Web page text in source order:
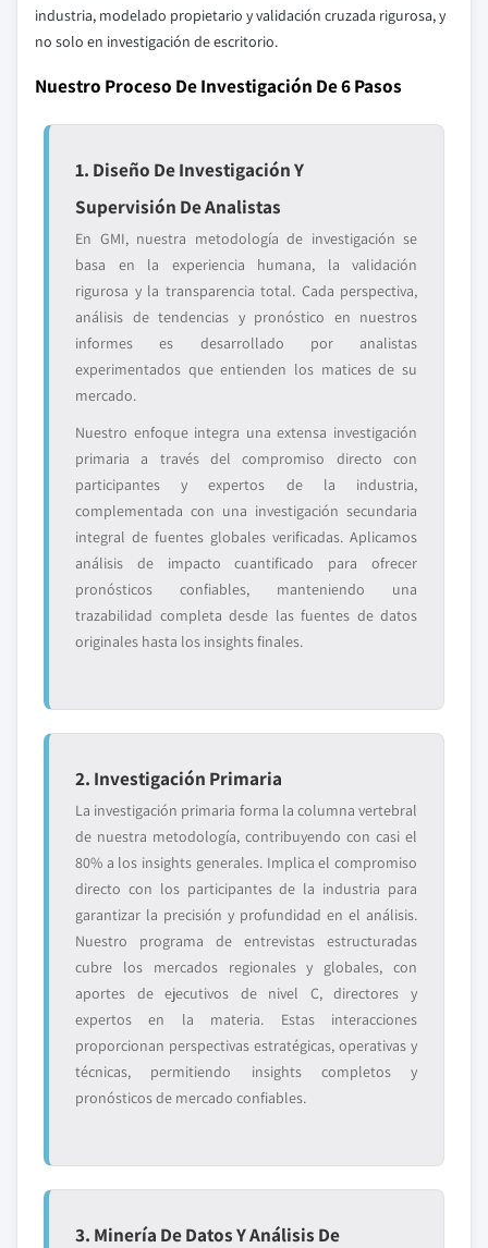
industria, modelado propietario y validación cruzada rigurosa, y
no solo en investigación de escritorio.
Nuestro Proceso De Investigación De 6 Pasos
1. Diseño De Investigación Y
Supervisión De Analistas
En GMI, nuestra metodología de investigación se
basa en la experiencia humana, la validación
rigurosa y la transparencia total. Cada perspectiva,
análisis de tendencias y pronóstico en nuestros
informes es desarrollado por analistas
experimentados que entienden los matices de su
mercado.
Nuestro enfoque integra una extensa investigación
primaria a través del compromiso directo con
participantes y expertos de la industria,
complementada con una investigación secundaria
integral de fuentes globales verificadas. Aplicamos
análisis de impacto cuantificado para ofrecer
pronósticos confiables, manteniendo una
trazabilidad completa desde las fuentes de datos
originales hasta los insights finales.
2. Investigación Primaria
La investigación primaria forma la columna vertebral
de nuestra metodología, contribuyendo con casi el
80% a los insights generales. Implica el compromiso
directo con los participantes de la industria para
garantizar la precisión y profundidad en el análisis.
Nuestro programa de entrevistas estructuradas
cubre los mercados regionales y globales, con
aportes de ejecutivos de nivel C, directores y
expertos en la materia. Estas interacciones
proporcionan perspectivas estratégicas, operativas y
técnicas, permitiendo insights completos y
pronósticos de mercado confiables.
3. Minería De Datos Y Análisis De